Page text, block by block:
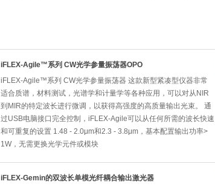
iFLEX-Agile™系列 CW光学参量振荡器OPO
iFLEX-Agile™系列 CW光学参量振荡器 这款新型紧凑型仪器非常
适合质谱，材料测试，光谱学和计量学等各种应用，可以对从NIR
到MIR的特定波长进行微调，以获得高强度的高质量输出光束。 通
过USB电脑接口完全控制，iFLEX-Agile可以从任何所需的波长快速
和可重复的设置 1.48 - 2.0μm和2.3 - 3.8μm，基本配置输出功率>
1W，无需更换光学元件或模块
iFLEX-Gemin的双波长单模光纤耦合输出激光器